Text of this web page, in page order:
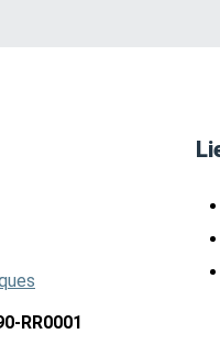
RR0001